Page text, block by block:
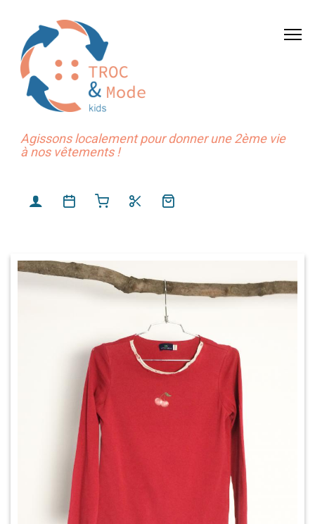
Agissons localement pour donner une 2ème vie
à nos vêtements !